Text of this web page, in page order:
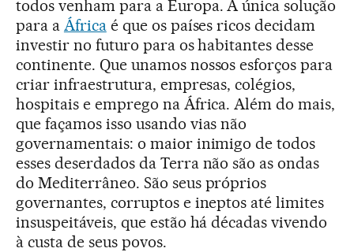
todos venham para a Europa. A única solução
para a Áfricaé que os países ricos decidam
investir no futuro para os habitantes desse
continente. Que unamos nossos esforços para
criar infraestrutura, empresas, colégios,
hospitais e emprego na África. Além do mais,
que façamos isso usando vias não
governamentais: o maior inimigo de todos
esses deserdados da Terra não são as ondas
do Mediterrâneo. São seus próprios
governantes, corruptos e ineptos até limites
insuspeitáveis, que estão há décadas vivendo
à custa de seus povos.